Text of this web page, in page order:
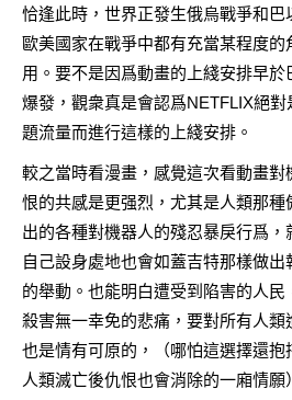
恰逢此時，世界正發生俄烏戰爭和巴
歐美國家在戰爭中都有充當某程度的
用。要不是因爲動畫的上綫安排早於
爆發，觀衆真是會認爲NETFLIX絕對
題流量而進行這樣的上綫安排。
較之當時看漫畫，感覺這次看動畫對
恨的共感是更强烈，尤其是人類那種
出的各種對機器人的殘忍暴戾行爲，
自己設身處地也會如蓋吉特那樣做出
的舉動。也能明白遭受到陷害的人民
殺害無一幸免的悲痛，要對所有人類
也是情有可原的，（哪怕這選擇還抱
人類滅亡後仇恨也會消除的一廂情願